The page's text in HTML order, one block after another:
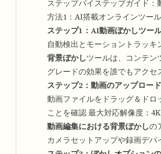
ステップバイステップガイド：
方法1：AI搭載オンラインツー
ステップ1：AI動画ぼかしツー
自動検出とモーショントラッ
背景ぼかしツールは、コンテン
グレードの効果を誰でもアクセ
ステップ2：動画のアップロード
動画ファイルをドラッグ＆ドロ
ことを確認 最大対応解像度：4K
動画編集における背景ぼかしの
カメラセットアップや録画デバ